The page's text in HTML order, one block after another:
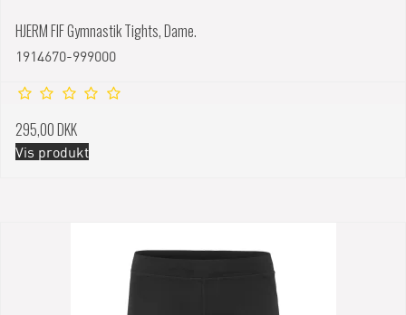
HJERM FIF Gymnastik Tights, Dame.
1914670-999000
295,00 DKK
Vis produkt